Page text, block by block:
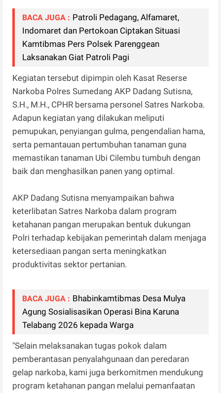
BACA JUGA : Patroli Pedagang, Alfamaret,
Indomaret dan Pertokoan Ciptakan Situasi
Kamtibmas Pers Polsek Parenggean
Laksanakan Giat Patroli Pagi
Kegiatan tersebut dipimpin oleh Kasat Reserse
Narkoba Polres Sumedang AKP Dadang Sutisna,
S.H., M.H., CPHR bersama personel Satres Narkoba.
Adapun kegiatan yang dilakukan meliputi
pemupukan, penyiangan gulma, pengendalian hama,
serta pemantauan pertumbuhan tanaman guna
memastikan tanaman Ubi Cilembu tumbuh dengan
baik dan menghasilkan panen yang optimal.
AKP Dadang Sutisna menyampaikan bahwa
keterlibatan Satres Narkoba dalam program
ketahanan pangan merupakan bentuk dukungan
Polri terhadap kebijakan pemerintah dalam menjaga
ketersediaan pangan serta meningkatkan
produktivitas sektor pertanian.
BACA JUGA : Bhabinkamtibmas Desa Mulya
Agung Sosialisasikan Operasi Bina Karuna
Telabang 2026 kepada Warga
"Selain melaksanakan tugas pokok dalam
pemberantasan penyalahgunaan dan peredaran
gelap narkoba, kami juga berkomitmen mendukung
program ketahanan pangan melalui pemanfaatan